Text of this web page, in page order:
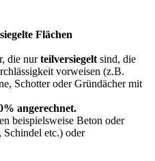
Flächen
die nurteilversiegelt sind, die
vorweisen (z.B.
Schotter oder Gründächer mit
angerechnet.
beispielsweise Beton oder
etc.) oder